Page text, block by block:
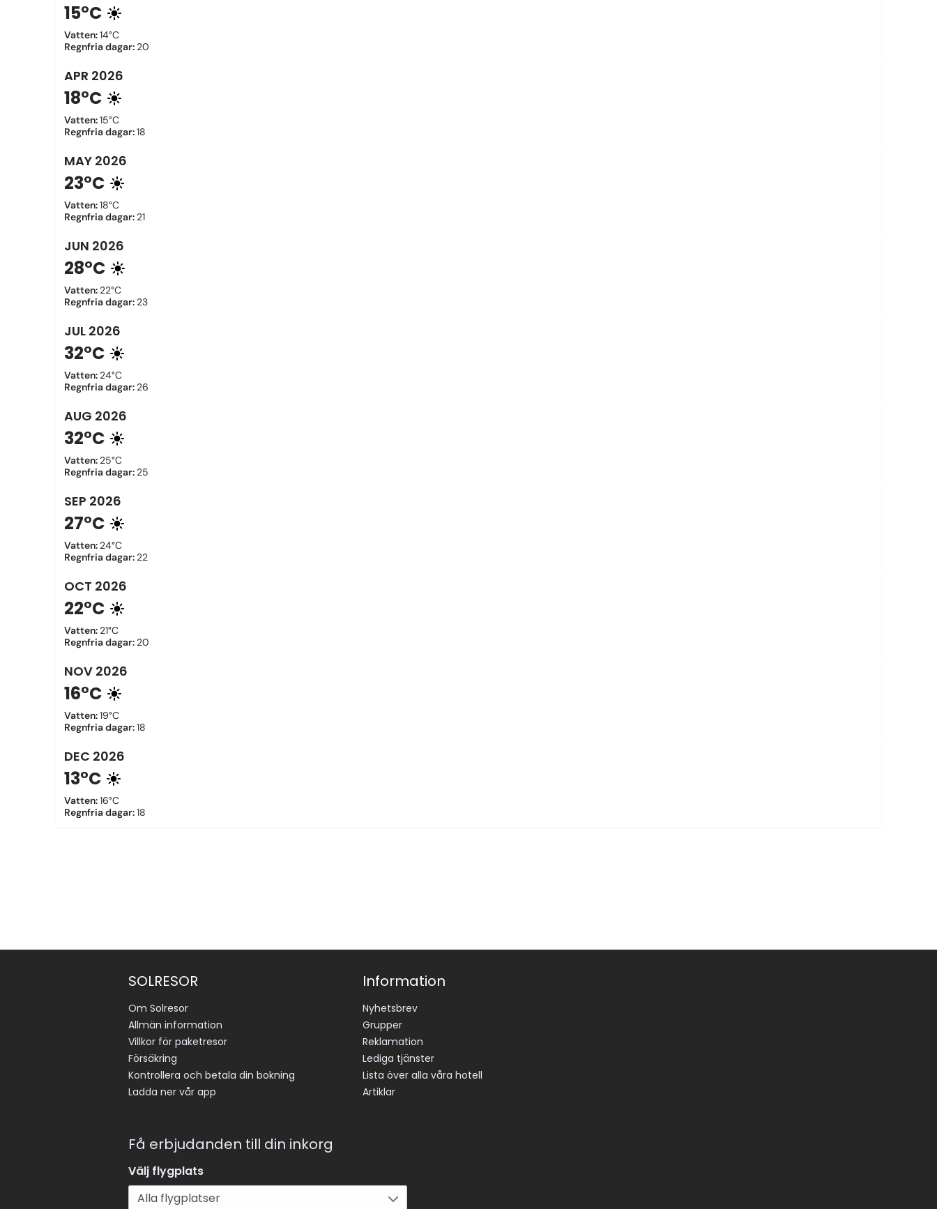
15°C
Vatten:14°C
Regnfria dagar: 20
APR 2026
18°C
Vatten:15°C
Regnfria dagar:18
MAY 2026
23°C
Vatten:18°C
Regnfria dagar: 21
JUN 2026
28°C
Vatten: 22°C
Regnfria dagar: 23
JUL 2026
32°C
Vatten: 24°C
Regnfria dagar: 26
AUG 2026
32°C
Vatten: 25°C
Regnfria dagar: 25
SEP 2026
27°C
Vatten: 24°C
Regnfria dagar: 22
OCT 2026
22°C
Vatten: 21°C
Regnfria dagar: 20
NOV 2026
16°C
Vatten:19°C
Regnfria dagar:18
DEC 2026
13°C
Vatten:16°C
Regnfria dagar:18
SOLRESOR
Om Solresor
Allmän information
Villkor för paketresor
Försäkring
Kontrollera och betala din bokning
Ladda ner vår app
Information
Nyhetsbrev
Grupper
Reklamation
Lediga tjänster
Lista över alla våra hotell
Artiklar
Få erbjudanden till din inkorg
Välj flygplats